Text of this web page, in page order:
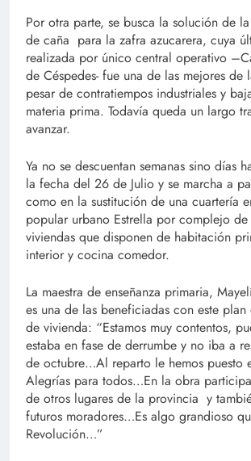
Por otra parte, se busca la solución de
de caña para la zafra azucarera, cuya
realizada por único central operativo
de Céspedes- fue una de las mejores
pesar de contratiempos industriales y
materia prima. Todavía queda un largo
avanzar.
Ya no se descuentan semanas sino días
la fecha del 26 de Julio y se marcha a
como en la sustitución de una cuartería
popular urbano Estrella por complejo de
viviendas que disponen de habitación
interior y cocina comedor.
La maestra de enseñanza primaria,
es una de las beneficiadas con este
de vivienda: “Estamos muy contentos,
estaba en fase de derrumbe y no iba a
de octubre…Al reparto le hemos puesto
Alegrías para todos…En la obra
de otros lugares de la provincia y
futuros moradores…Es algo grandioso
Revolución…”